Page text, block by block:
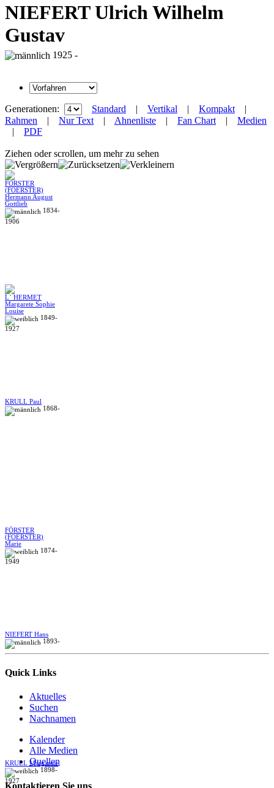
NIEFERT Ulrich Wilhelm
Gustav
1925 -
Generationen: Standard | Vertikal | Kompakt |
Rahmen | Nur Text | Ahnenliste | Fan Chart | Medien
| PDF
Ziehen oder scrollen, um mehr zu sehen
FÖRSTER
(FOERSTER)
Hermann August
Gottlieb
1834-
1906
L` HERMET
Margarete Sophie
Louise
1849-
1927
KRULL Paul
1868-
FÖRSTER
(FOERSTER)
Marie
1874-
1949
NIEFERT Hans
1893-
KRULL Margarete
1898-
1927
Quick Links
Aktuelles
Suchen
Nachnamen
Kalender
Alle Medien
Quellen
Kontaktieren Sie uns